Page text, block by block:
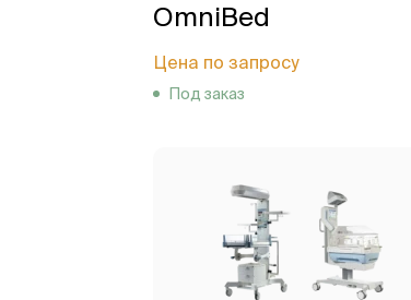
OmniBed
Цена по запросу
Под заказ